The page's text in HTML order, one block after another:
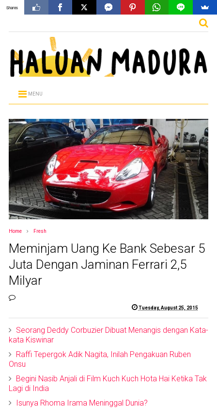
MENU
Home Fresh
Meminjam Uang Ke Bank Sebesar 5
Juta Dengan Jaminan Ferrari 2,5
Milyar
Tuesday, August 25, 2015
Seorang Deddy Corbuzier Dibuat Menangis dengan Kata-
kata Kiswinar
Raffi Tepergok Adik Nagita, Inilah Pengakuan Ruben
Onsu
Begini Nasib Anjali di Film Kuch Kuch Hota Hai Ketika Tak
Lagi di India
Isunya Rhoma Irama Meninggal Dunia?
Shares